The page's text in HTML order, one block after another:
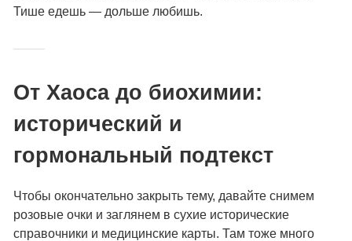
Тише едешь — дольше любишь.
От Хаоса до биохимии:
исторический и
гормональный подтекст
Чтобы окончательно закрыть тему, давайте снимем
розовые очки и заглянем в сухие исторические
справочники и медицинские карты. Там тоже много